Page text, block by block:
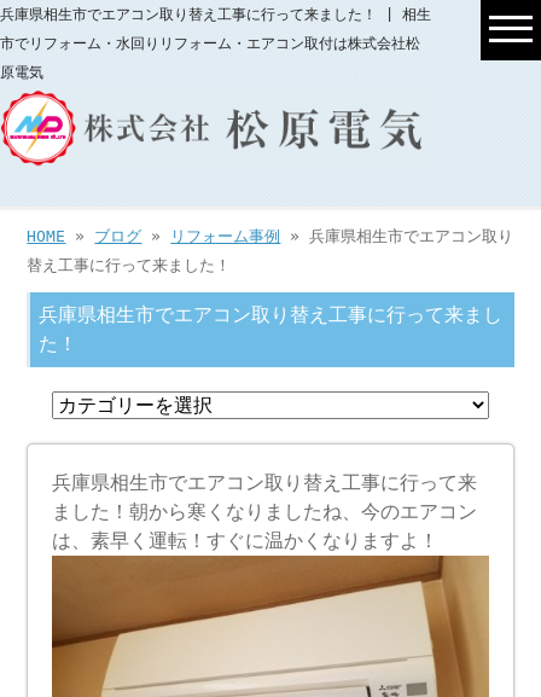
兵庫県相生市でエアコン取り替え工事に行って来ました！ | 相生
市でリフォーム・水回りリフォーム・エアコン取付は株式会社松
原電気
HOME » ブログ » リフォーム事例
» 兵庫県相生市でエアコン取り
替え工事に行って来ました！
兵庫県相生市でエアコン取り替え工事に行って来まし
た！
兵庫県相生市でエアコン取り替え工事に行って来
ました！朝から寒くなりましたね、今のエアコン
は、素早く運転！すぐに温かくなりますよ！